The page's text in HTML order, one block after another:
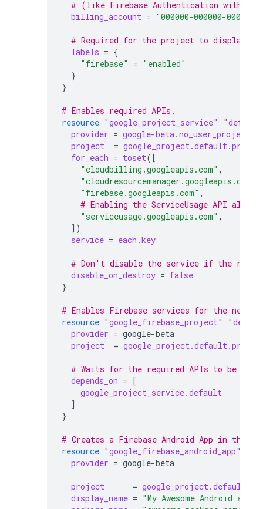
# (like Firebase Authentication with
billing_account = "000000-000000-000000"
# Required for the project to display
labels = {
"firebase"
= "enabled"
}
}
# Enables required APIs.
resource "google_project_service"
provider = google-
project
=
for_each = toset([
"cloudbilling.googleapis.com" ,
"cloudresourcemanager.googleapis.com"
"firebase.googleapis.com" ,
# Enabling the ServiceUsage API
"serviceusage.googleapis.com" ,
])
service = each.key
# Don't disable the service if the
disable_on_destroy = false
}
# Enables Firebase services for the new
resource "google_firebase_project"
provider = google-beta
project
=
# Waits for the required APIs to be
depends_on = [
google_project_service.default
]
}
# Creates a Firebase Android App in the
resource "google_firebase_android_app"
provider = google-beta
project =
display_name = "My Awesome Android app"